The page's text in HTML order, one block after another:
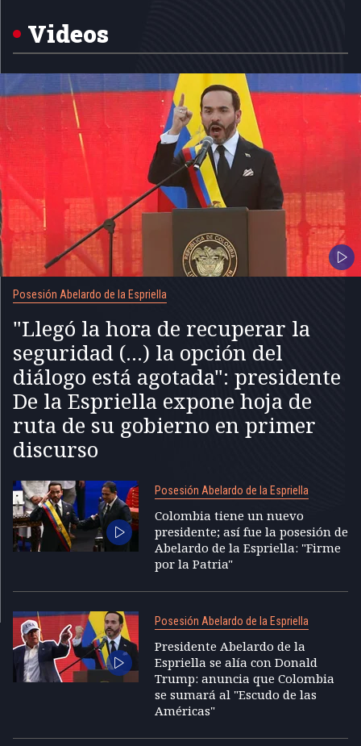
Videos
Posesión Abelardo de la Espriella
"Llegó la hora de recuperar la
seguridad (...) la opción del
diálogo está agotada": presidente
De la Espriella expone hoja de
ruta de su gobierno en primer
discurso
Posesión Abelardo de la Espriella
Colombia tiene un nuevo
presidente; así fue la posesión de
Abelardo de la Espriella: "Firme
por la Patria"
Posesión Abelardo de la Espriella
Presidente Abelardo de la
Espriella se alía con Donald
Trump: anuncia que Colombia
se sumará al "Escudo de las
Américas"